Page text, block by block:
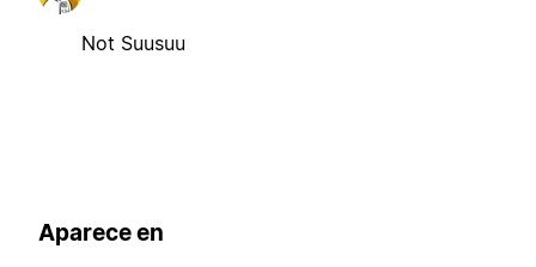
Not Suusuu
Aparece en